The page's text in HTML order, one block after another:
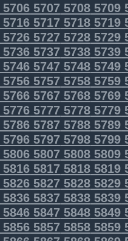
5706 5707 5708 5709
5716 5717 5718 5719
5726 5727 5728 5729
5736 5737 5738 5739
5746 5747 5748 5749
5756 5757 5758 5759
5766 5767 5768 5769
5776 5777 5778 5779
5786 5787 5788 5789
5796 5797 5798 5799
5806 5807 5808 5809
5816 5817 5818 5819
5826 5827 5828 5829
5836 5837 5838 5839
5846 5847 5848 5849
5856 5857 5858 5859